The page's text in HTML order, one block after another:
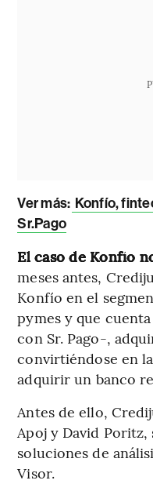
Ver más: Konfío,
Sr.Pago
El caso de Konfío
meses antes,
Konfío en el
pymes y que
con Sr. Pago-,
convirtiéndose en
adquirir un banco
Antes de ello,
Apoj y David
soluciones de
Visor.